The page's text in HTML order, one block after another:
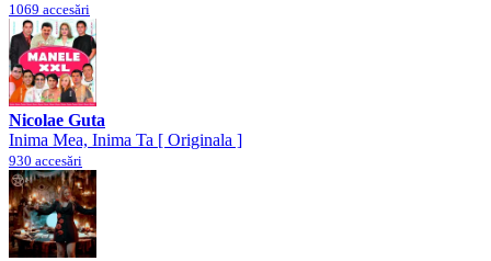
1069 accesări
Nicolae Guta
Inima Mea, Inima Ta [ Originala ]
930 accesări